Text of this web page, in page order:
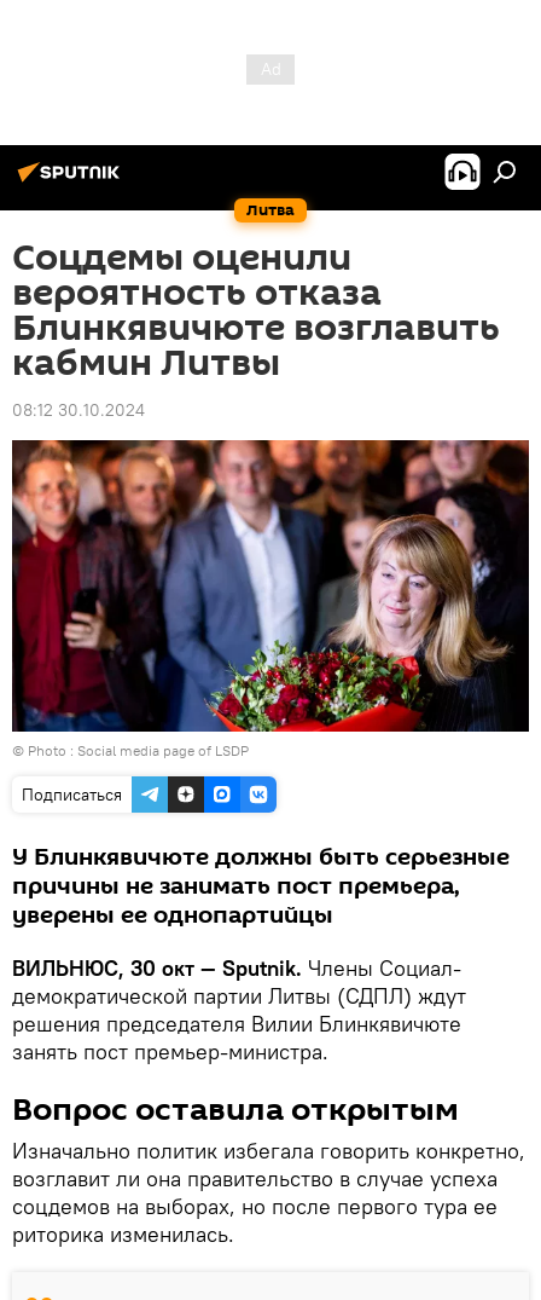
Литва
Соцдемы оценили
вероятность отказа
Блинкявичюте возглавить
кабмин Литвы
08:12 30.10.2024
© Photo : Social media page of LSDP
Подписаться
У Блинкявичюте должны быть серьезные
причины не занимать пост премьера,
уверены ее однопартийцы
ВИЛЬНЮС, 30 окт — Sputnik. Члены Социал-
демократической партии Литвы (СДПЛ) ждут
решения председателя Вилии Блинкявичюте
занять пост премьер-министра.
Вопрос оставила открытым
Изначально политик избегала говорить конкретно,
возглавит ли она правительство в случае успеха
соцдемов на выборах, но после первого тура ее
риторика изменилась.